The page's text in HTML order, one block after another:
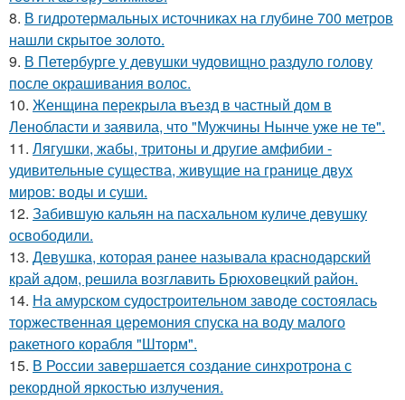
8. В гидротермальных источниках на глубине 700 метров
нашли скрытое золото.
9. В Петербурге у девушки чудовищно раздуло голову
после окрашивания волос.
10. Женщина перекрыла въезд в частный дом в
Ленобласти и заявила, что "Мужчины Нынче уже не те".
11. Лягушки, жабы, тритоны и другие амфибии -
удивительные существа, живущие на границе двух
миров: воды и суши.
12. Забившую кальян на пасхальном куличе девушку
освободили.
13. Девушка, которая ранее называла краснодарский
край адом, решила возглавить Брюховецкий район.
14. На амурском судостроительном заводе состоялась
торжественная церемония спуска на воду малого
ракетного корабля "Шторм".
15. В России завершается создание синхротрона с
рекордной яркостью излучения.